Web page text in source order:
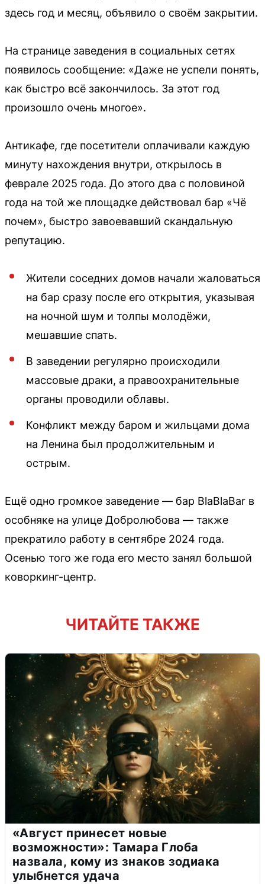
здесь год и месяц, объявило о своём закрытии.
На странице заведения в социальных сетях
появилось сообщение: «Даже не успели понять,
как быстро всё закончилось. За этот год
произошло очень многое».
Антикафе, где посетители оплачивали каждую
минуту нахождения внутри, открылось в
феврале 2025 года. До этого два с половиной
года на той же площадке действовал бар «Чё
почем», быстро завоевавший скандальную
репутацию.
Жители соседних домов начали жаловаться
на бар сразу после его открытия, указывая
на ночной шум и толпы молодёжи,
мешавшие спать.
В заведении регулярно происходили
массовые драки, а правоохранительные
органы проводили облавы.
Конфликт между баром и жильцами дома
на Ленина был продолжительным и
острым.
Ещё одно громкое заведение — бар BlaBlaBar в
особняке на улице Добролюбова — также
прекратило работу в сентябре 2024 года.
Осенью того же года его место занял большой
коворкинг-центр.
ЧИТАЙТЕ ТАКЖЕ
«Август принесет новые
возможности»: Тамара Глоба
назвала, кому из знаков зодиака
улыбнется удача